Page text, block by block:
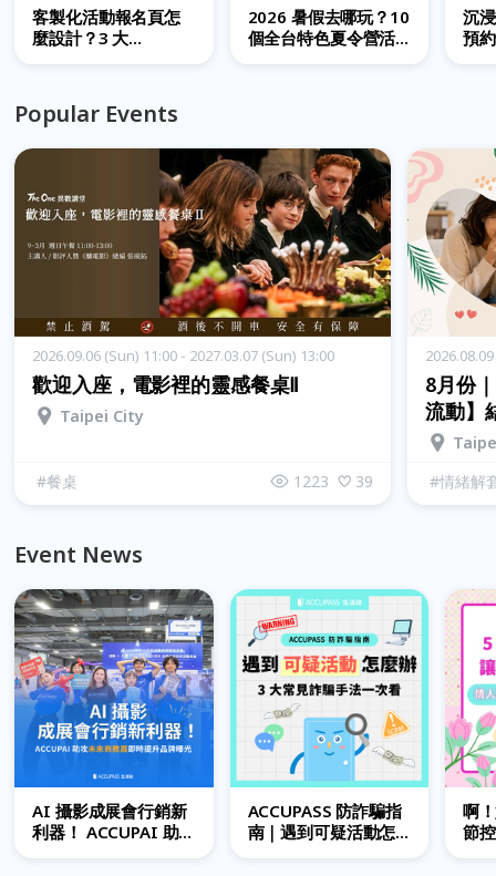
客製化活動報名頁怎
麼設計？3 大
作案例
2026 暑假去哪玩？10
個全台特色夏令營活
沉
預
Popular Events
2026.09.06 (Sun) 11:00 - 2027.03.07 (Sun) 13:00
歡迎入座，電影裡的靈感餐桌Ⅱ
Taipei City
#餐桌 1223 39
8月份
流動】
親子對
#情緒解
Event News
AI 攝影成展會行銷新
利器！ ACCUPAI 助攻
ACCUPASS 防詐騙指
南｜遇到可疑活動怎
啊
節